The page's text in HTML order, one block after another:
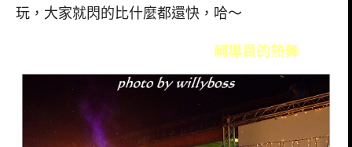
玩，大家就閃的比什麼都還快，哈～
輔導員的熱舞